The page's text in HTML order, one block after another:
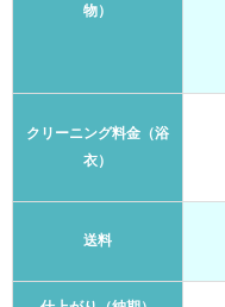
物）
クリーニング料金（浴
衣）
送料